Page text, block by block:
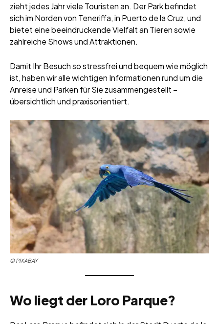
zieht jedes Jahr viele Touristen an. Der Park befindet
sich im Norden von Teneriffa, in Puerto de la Cruz, und
bietet eine beeindruckende Vielfalt an Tieren sowie
zahlreiche Shows und ​‍​‌‍​‍‌Attraktionen.
Damit​‍​‌‍​‍‌ Ihr Besuch so stressfrei und bequem wie möglich
ist, haben wir alle wichtigen Informationen rund um die
Anreise und Parken für Sie zusammengestellt –
übersichtlich und ​‍​‌‍​‍‌praxisorientiert.
©PIXABAY
Wo liegt der Loro Parque?